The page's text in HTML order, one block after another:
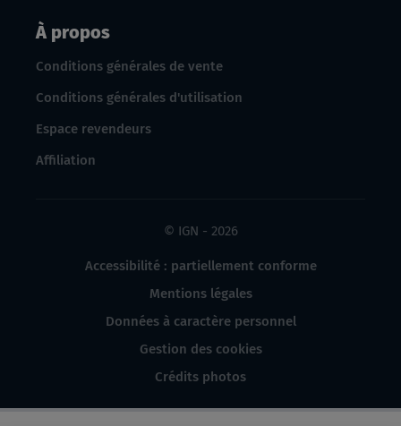
À propos
Conditions générales de vente
Conditions générales d'utilisation
Espace revendeurs
Affiliation
© IGN - 2026
Accessibilité : partiellement conforme
Mentions légales
Données à caractère personnel
Gestion des cookies
Crédits photos